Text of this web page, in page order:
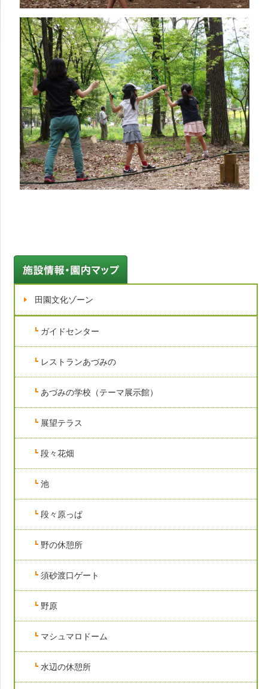
田園文化ゾーン
ガイドセンター
レストランあづみの
あづみの学校（テーマ展示館）
展望テラス
段々花畑
池
段々原っぱ
野の休憩所
須砂渡口ゲート
野原
マシュマロドーム
水辺の休憩所